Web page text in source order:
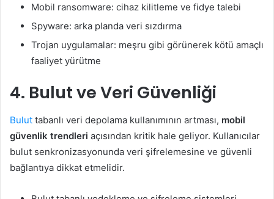
Mobil ransomware: cihaz kilitleme ve fidye talebi
Spyware: arka planda veri sızdırma
Trojan uygulamalar: meşru gibi görünerek kötü amaçlı
faaliyet yürütme
4. Bulut ve Veri Güvenliği
Bulut tabanlı veri depolama kullanımının artması, mobil
güvenlik trendleri açısından kritik hale geliyor. Kullanıcılar
bulut senkronizasyonunda veri şifrelemesine ve güvenli
bağlantıya dikkat etmelidir.